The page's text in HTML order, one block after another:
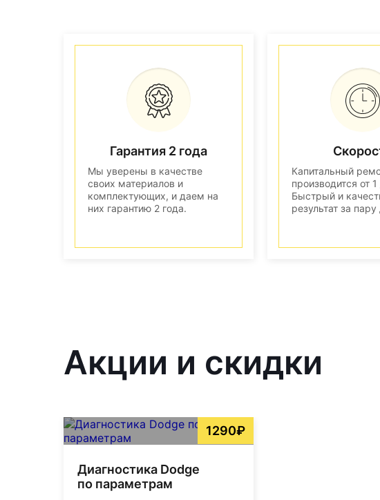
Гарантия 2 года
Мы уверены в качестве
своих материалов и
комплектующих, и даем на
них гарантию 2 года.
Капитальный
производится от
Быстрый и
результат за пару
Акции и скидки
1290₽
Диагностика Dodge
по параметрам